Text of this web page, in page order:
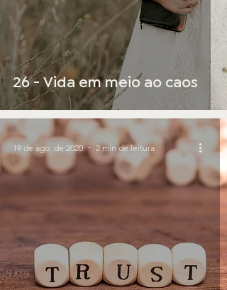
26 - Vida em meio ao caos
19 de ago. de 2020 2 min de leitura